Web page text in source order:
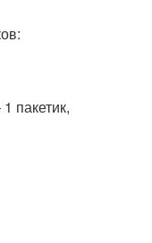
пакетик,